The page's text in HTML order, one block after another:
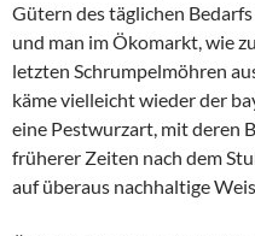
Gütern des täglichen
und man im Ökomarkt, wie
letzten Schrumpelmöhren
käme vielleicht wieder der
eine Pestwurzart, mit deren
früherer Zeiten nach dem
auf überaus nachhaltige